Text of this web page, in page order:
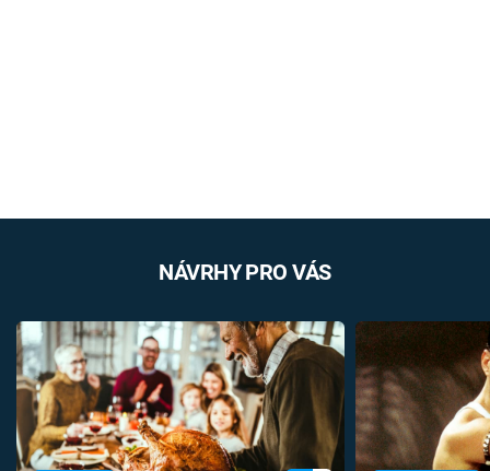
NÁVRHY PRO VÁS